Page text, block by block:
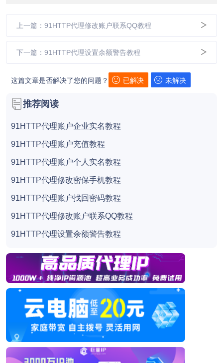
上一篇：91HTTP代理修改账户联系QQ教程
下一篇：91HTTP代理设置余额警告教程
这篇文章是否解决了您的问题？ 已解决 未解决
推荐阅读
91HTTP代理账户企业实名教程
91HTTP代理账户充值教程
91HTTP代理账户个人实名教程
91HTTP代理修改密保手机教程
91HTTP代理账户找回密码教程
91HTTP代理修改账户联系QQ教程
91HTTP代理设置余额警告教程